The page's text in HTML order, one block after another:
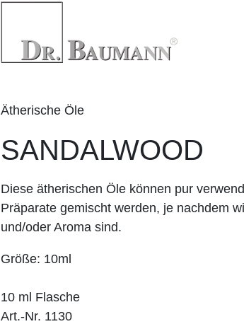
Ätherische Öle
SANDALWOOD
Diese ätherischen Öle können pur
Präparate gemischt werden, je nachdem
und/oder Aroma sind.
Größe: 10ml
10 ml Flasche
Art.-Nr. 1130